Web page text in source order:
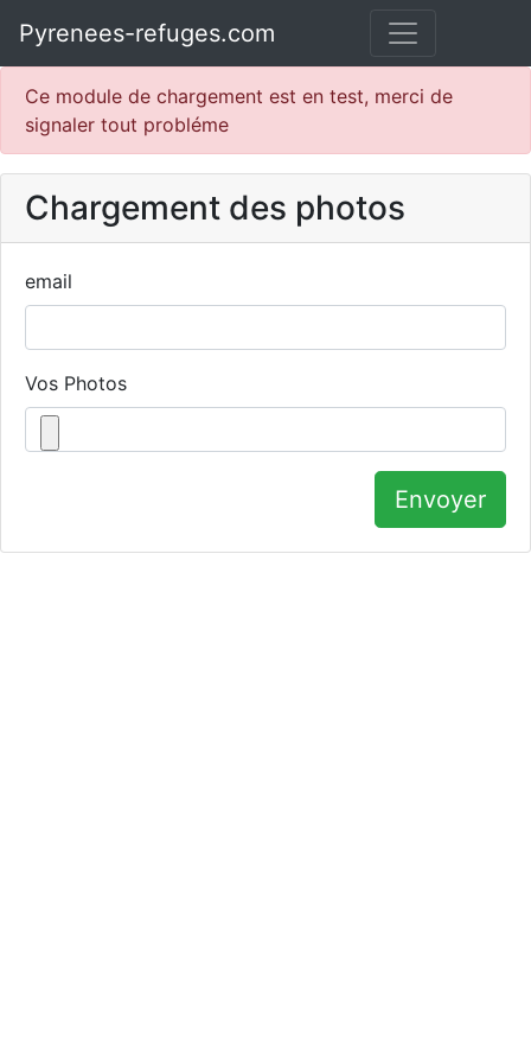
Pyrenees-refuges.com
Ce module de chargement est en test, merci de
signaler tout probléme
Chargement des photos
email
Vos Photos
Envoyer